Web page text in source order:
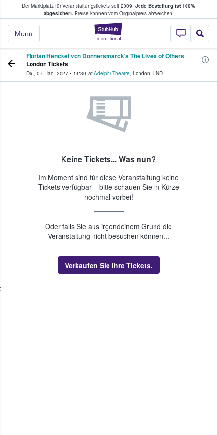
Der Marktplatz für Veranstaltungstickets seit 2009. Jede Bestellung ist 100%
abgesichert.Preise können vom Originalpreis abweichen.
StubHub - Wo
Menü
Tickets kaufen & verkaufen
Florian Henckel von Donnersmarck’s The Lives of Others
London Tickets
Do., 07. Jan. 2027 • 14:30 at Adelphi Theatre, London, LND
Keine Tickets... Was nun?
Im Moment sind für diese Veranstaltung keine
Tickets verfügbar – bitte schauen Sie in Kürze
nochmal vorbei!
Oder falls Sie aus irgendeinem Grund die
Veranstaltung nicht besuchen können...
Verkaufen Sie Ihre Tickets.
;